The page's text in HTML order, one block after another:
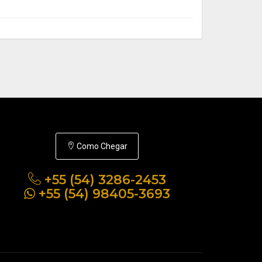
Como Chegar
+55 (54) 3286-2453
+55 (54) 98405-3693